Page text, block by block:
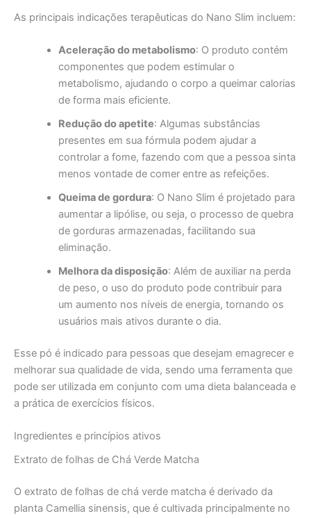
As principais indicações terapêuticas do Nano Slim incluem:
Aceleração do metabolismo: O produto contém
componentes que podem estimular o
metabolismo, ajudando o corpo a queimar calorias
de forma mais eficiente.
Redução do apetite: Algumas substâncias
presentes em sua fórmula podem ajudar a
controlar a fome, fazendo com que a pessoa sinta
menos vontade de comer entre as refeições.
Queima de gordura: O Nano Slim é projetado para
aumentar a lipólise, ou seja, o processo de quebra
de gorduras armazenadas, facilitando sua
eliminação.
Melhora da disposição: Além de auxiliar na perda
de peso, o uso do produto pode contribuir para
um aumento nos níveis de energia, tornando os
usuários mais ativos durante o dia.
Esse pó é indicado para pessoas que desejam emagrecer e
melhorar sua qualidade de vida, sendo uma ferramenta que
pode ser utilizada em conjunto com uma dieta balanceada e
a prática de exercícios físicos.
Ingredientes e princípios ativos
Extrato de folhas de Chá Verde Matcha
O extrato de folhas de chá verde matcha é derivado da
planta Camellia sinensis, que é cultivada principalmente no